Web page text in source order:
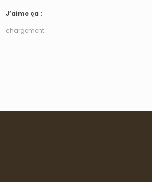
J’aime ça :
chargement…